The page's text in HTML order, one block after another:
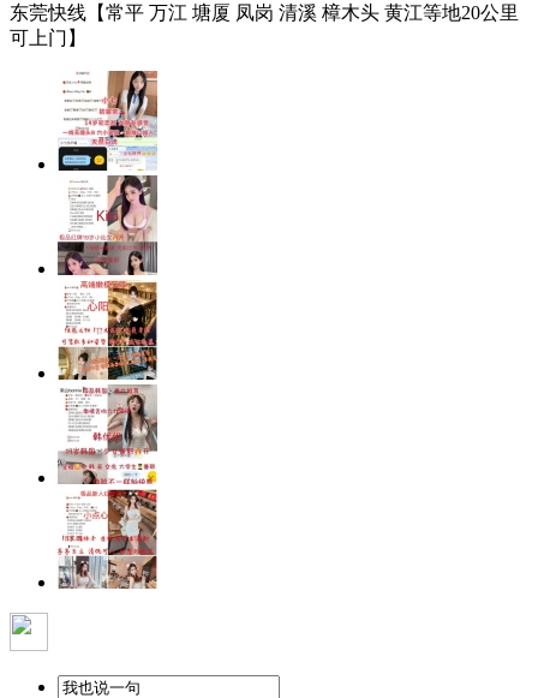
东莞快线【常平 万江 塘厦 凤岗 清溪 樟木头 黄江等地20公里
可上门】